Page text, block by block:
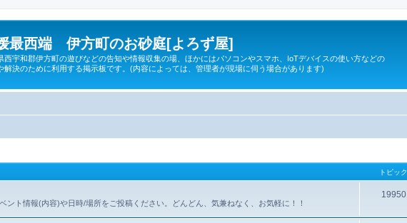
最西端 伊方町のお砂庭[よろず屋]
西宇和郡伊方町の遊びなどの告知や情報収集の場、ほかにはパソコンやスマホ、IoTデバイスの使い方などの
解決のために利用する掲示板です。(内容によっては、管理者が現場に伺う場合があります)
トピック
ント情報(内容)や日時/場所をご投稿ください。どんどん、気兼ねなく、お気軽に！！
19950